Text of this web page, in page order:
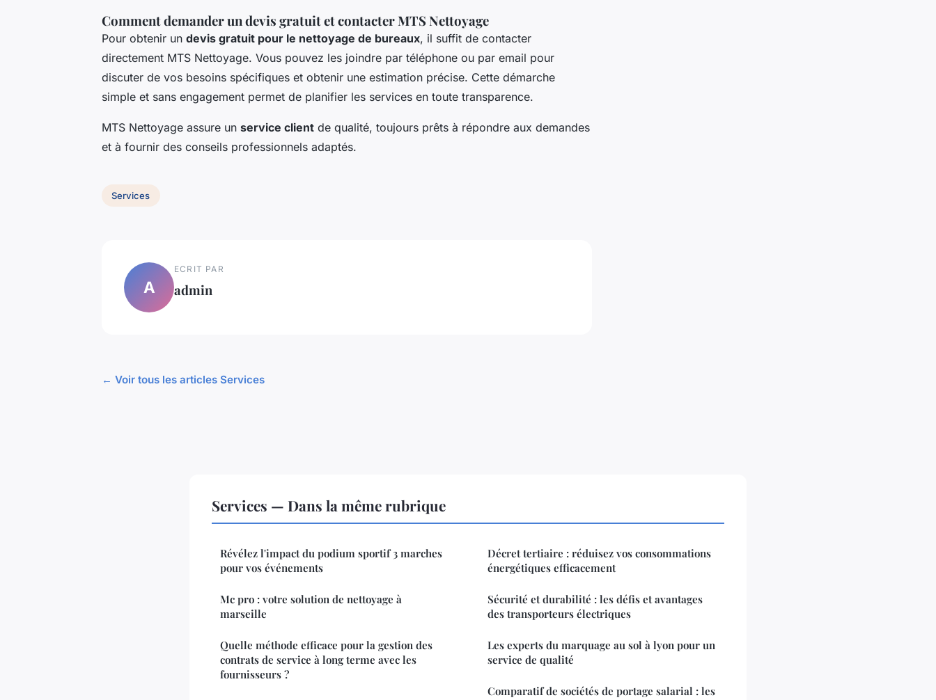
Comment demander un devis gratuit et contacter MTS Nettoyage
Pour obtenir un devis gratuit pour le nettoyage de bureaux, il suffit de contacter
directement MTS Nettoyage. Vous pouvez les joindre par téléphone ou par email pour
discuter de vos besoins spécifiques et obtenir une estimation précise. Cette démarche
simple et sans engagement permet de planifier les services en toute transparence.
MTS Nettoyage assure un service client de qualité, toujours prêts à répondre aux demandes
et à fournir des conseils professionnels adaptés.
Services
A
ECRIT PAR
admin
← Voir tous les articles Services
Services — Dans la même rubrique
Révélez l'impact du podium sportif 3 marches
pour vos événements
Mc pro : votre solution de nettoyage à
marseille
Quelle méthode efficace pour la gestion des
contrats de service à long terme avec les
fournisseurs ?
Décret tertiaire : réduisez vos consommations
énergétiques efficacement
Sécurité et durabilité : les défis et avantages
des transporteurs électriques
Les experts du marquage au sol à lyon pour un
service de qualité
Comparatif de sociétés de portage salarial : les